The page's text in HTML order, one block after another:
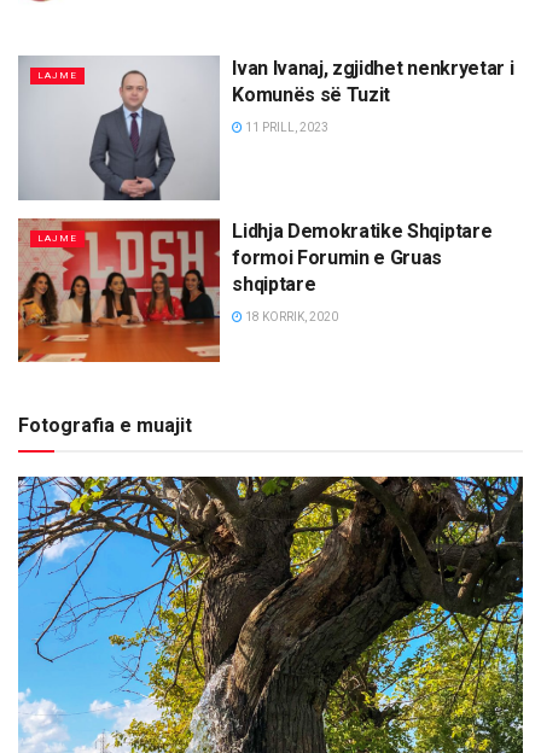
LAJME
Ivan Ivanaj, zgjidhet nenkryetar i
Komunës së Tuzit
11 PRILL, 2023
LAJME
Lidhja Demokratike Shqiptare
formoi Forumin e Gruas
shqiptare
18 KORRIK, 2020
Fotografia e muajit